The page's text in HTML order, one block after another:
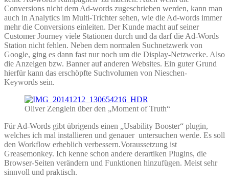
Conversions nicht dem Ad-words zugeschrieben werden, kann man
auch in Analytics im Multi-Trichter sehen, wie die Ad-words immer
mehr die Conversions einleiten. Der Kunde macht auf seiner
Customer Journey viele Stationen durch und da darf die Ad-Words
Station nicht fehlen. Neben dem normalen Suchnetzwerk von
Google, ging es dann fast nur noch um die Display-Netzwerke. Also
die Anzeigen bzw. Banner auf anderen Websites. Ein guter Grund
hierfür kann das erschöpfte Suchvolumen von Nieschen-
Keywords sein.
Oliver Zenglein über den „Moment of Truth“
Für Ad-Words gibt übrigends einen „Usability Booster“ plugin,
welches ich mal installieren und genauer untersuchen werde. Es soll
den Workflow erheblich verbessern.Voraussetzung ist
Greasemonkey. Ich kenne schon andere derartiken Plugins, die
Browser-Seiten verändern und Funktionen hinzufügen. Meist sehr
sinnvoll und praktisch.